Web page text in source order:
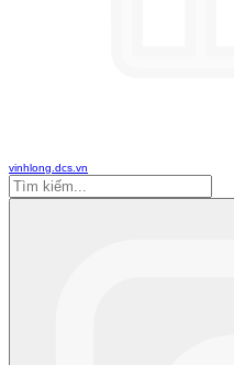
vinhlong.dcs.vn